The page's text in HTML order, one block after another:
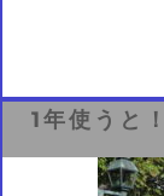
1年使うと！